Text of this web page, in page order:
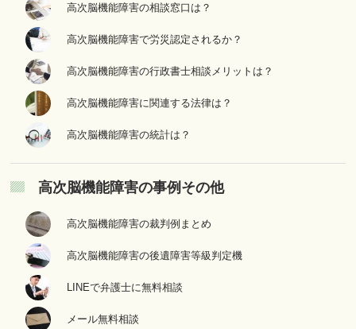
高次脳機能障害の相談窓口は？
高次脳機能障害で労災認定されるか？
高次脳機能障害の行政書士相談メリットは？
高次脳機能障害に関連する法律は？
高次脳機能障害の統計は？
高次脳機能障害の事例その他
高次脳機能障害の裁判例まとめ
高次脳機能障害の後遺障害等級判定機
LINEで弁護士に無料相談
メール無料相談